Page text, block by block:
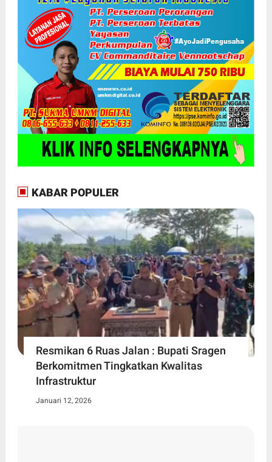
KABAR POPULER
Resmikan 6 Ruas Jalan : Bupati Sragen
Berkomitmen Tingkatkan Kwalitas
Infrastruktur
Januari 12, 2026